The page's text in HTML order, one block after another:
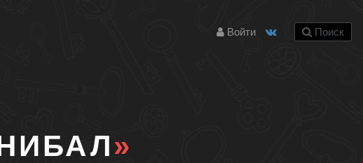
Войти Поиск
»